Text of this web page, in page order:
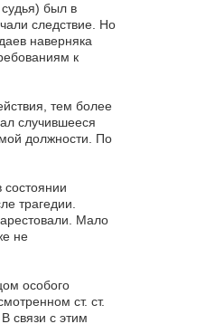
был в
следствие. Но
наверняка
к
тем более
случившееся
должности. По
трагедии.
Мало
не
особого
ст. ст.
связи с этим